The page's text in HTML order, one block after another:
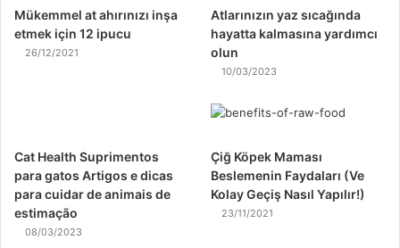
Mükemmel at ahırınızı inşa
etmek için 12 ipucu
26/12/2021
Atlarınızın yaz sıcağında
hayatta kalmasına yardımcı
olun
10/03/2023
Cat Health Suprimentos
para gatos Artigos e dicas
para cuidar de animais de
estimação
08/03/2023
Çiğ Köpek Maması
Beslemenin Faydaları (Ve
Kolay Geçiş Nasıl Yapılır!)
23/11/2021